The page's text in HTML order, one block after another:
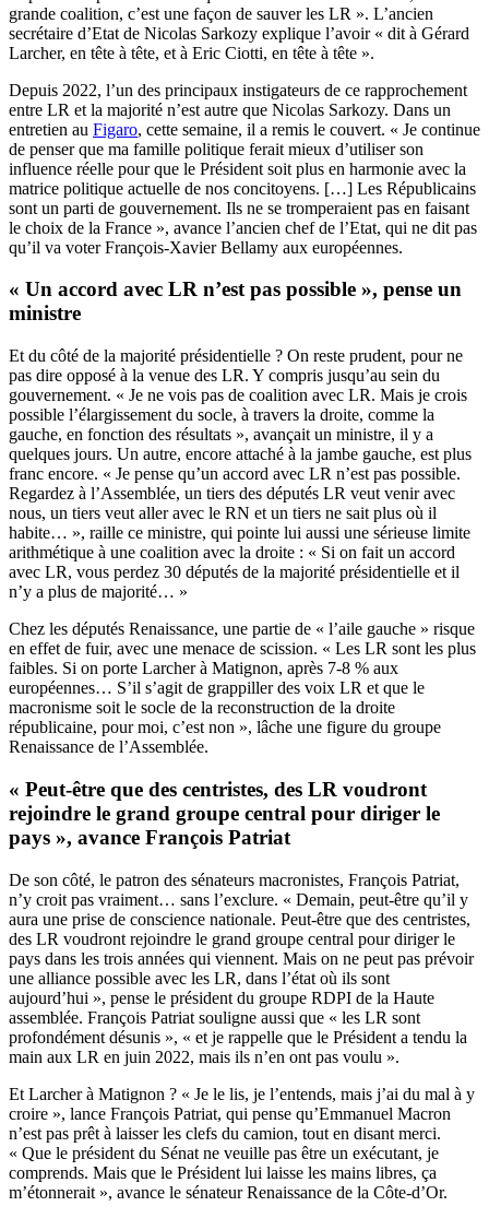
grande coalition, c’est une façon de sauver les LR ». L’ancien
secrétaire d’Etat de Nicolas Sarkozy explique l’avoir « dit à Gérard
Larcher, en tête à tête, et à Eric Ciotti, en tête à tête ».
Depuis 2022, l’un des principaux instigateurs de ce rapprochement
entre LR et la majorité n’est autre que Nicolas Sarkozy. Dans un
entretien au Figaro, cette semaine, il a remis le couvert. « Je continue
de penser que ma famille politique ferait mieux d’utiliser son
influence réelle pour que le Président soit plus en harmonie avec la
matrice politique actuelle de nos concitoyens. […] Les Républicains
sont un parti de gouvernement. Ils ne se tromperaient pas en faisant
le choix de la France », avance l’ancien chef de l’Etat, qui ne dit pas
qu’il va voter François-Xavier Bellamy aux européennes.
« Un accord avec LR n’est pas possible », pense un
ministre
Et du côté de la majorité présidentielle ? On reste prudent, pour ne
pas dire opposé à la venue des LR. Y compris jusqu’au sein du
gouvernement. « Je ne vois pas de coalition avec LR. Mais je crois
possible l’élargissement du socle, à travers la droite, comme la
gauche, en fonction des résultats », avançait un ministre, il y a
quelques jours. Un autre, encore attaché à la jambe gauche, est plus
franc encore. « Je pense qu’un accord avec LR n’est pas possible.
Regardez à l’Assemblée, un tiers des députés LR veut venir avec
nous, un tiers veut aller avec le RN et un tiers ne sait plus où il
habite… », raille ce ministre, qui pointe lui aussi une sérieuse limite
arithmétique à une coalition avec la droite : « Si on fait un accord
avec LR, vous perdez 30 députés de la majorité présidentielle et il
n’y a plus de majorité… »
Chez les députés Renaissance, une partie de « l’aile gauche » risque
en effet de fuir, avec une menace de scission. « Les LR sont les plus
faibles. Si on porte Larcher à Matignon, après 7-8 % aux
européennes… S’il s’agit de grappiller des voix LR et que le
macronisme soit le socle de la reconstruction de la droite
républicaine, pour moi, c’est non », lâche une figure du groupe
Renaissance de l’Assemblée.
« Peut-être que des centristes, des LR voudront
rejoindre le grand groupe central pour diriger le
pays », avance François Patriat
De son côté, le patron des sénateurs macronistes, François Patriat,
n’y croit pas vraiment… sans l’exclure. « Demain, peut-être qu’il y
aura une prise de conscience nationale. Peut-être que des centristes,
des LR voudront rejoindre le grand groupe central pour diriger le
pays dans les trois années qui viennent. Mais on ne peut pas prévoir
une alliance possible avec les LR, dans l’état où ils sont
aujourd’hui », pense le président du groupe RDPI de la Haute
assemblée. François Patriat souligne aussi que « les LR sont
profondément désunis », « et je rappelle que le Président a tendu la
main aux LR en juin 2022, mais ils n’en ont pas voulu ».
Et Larcher à Matignon ? « Je le lis, je l’entends, mais j’ai du mal à y
croire », lance François Patriat, qui pense qu’Emmanuel Macron
n’est pas prêt à laisser les clefs du camion, tout en disant merci.
« Que le président du Sénat ne veuille pas être un exécutant, je
comprends. Mais que le Président lui laisse les mains libres, ça
m’étonnerait », avance le sénateur Renaissance de la Côte-d’Or.